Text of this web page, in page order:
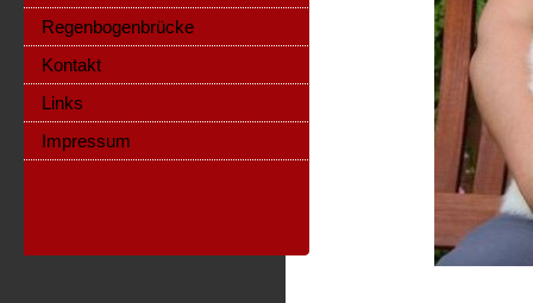
Regenbogenbrücke
Kontakt
Links
Impressum